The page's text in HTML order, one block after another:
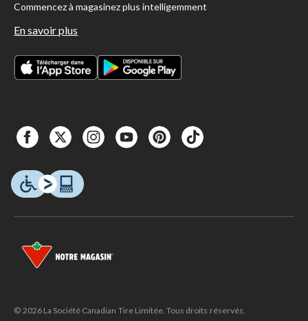
Commencez à magasinez plus intelligemment
En savoir plus
© 2026 La Société Canadian Tire Limitée. Tous droits réservés.